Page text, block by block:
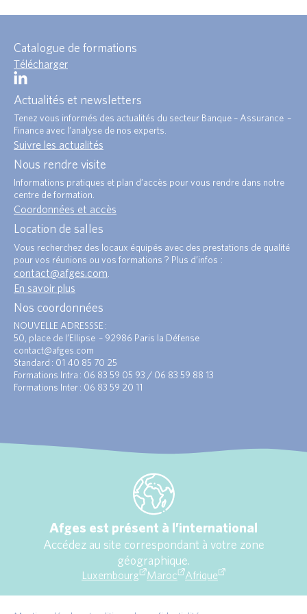
Catalogue de formations
Télécharger
Actualités et newsletters
Tenez vous informés des actualités du secteur Banque – Assurance –
Finance avec l’analyse de nos experts.
Suivre les actualités
Nous rendre visite
Informations pratiques et plan d’accès pour vous rendre dans notre
centre de formation.
Coordonnées et accès
Location de salles
Vous recherchez des locaux équipés avec des prestations de qualité
pour vos réunions ou vos formations ? Plus d’infos :
contact@afges.com
En savoir plus
Nos coordonnées
NOUVELLE ADRESSSE :
50, place de l’Ellipse – 92986 Paris la Défense
contact@afges.com
Standard : 01 40 85 70 25
Formations Intra : 06 83 59 05 93 / 06 83 59 88 13
Formations Inter : 06 83 59 20 11
Afges est présent à l’international
Accédez au site correspondant à votre zone
géographique.
Luxembourg Maroc Afrique